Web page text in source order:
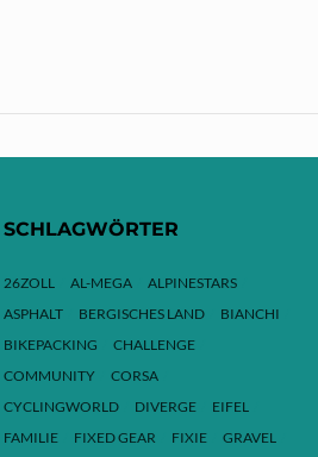
SCHLAGWÖRTER
26ZOLL AL-MEGA
ALPINESTARS
ASPHALT
BERGISCHES LAND
BIANCHI
BIKEPACKING
CHALLENGE
COMMUNITY
CORSA
CYCLINGWORLD
DIVERGE
EIFEL
FAMILIE
FIXED GEAR FIXIE
GRAVEL